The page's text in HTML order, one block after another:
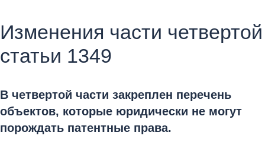
Изменения части четвертой
статьи 1349
В четвертой части закреплен перечень
объектов, которые юридически не могут
порождать патентные права.